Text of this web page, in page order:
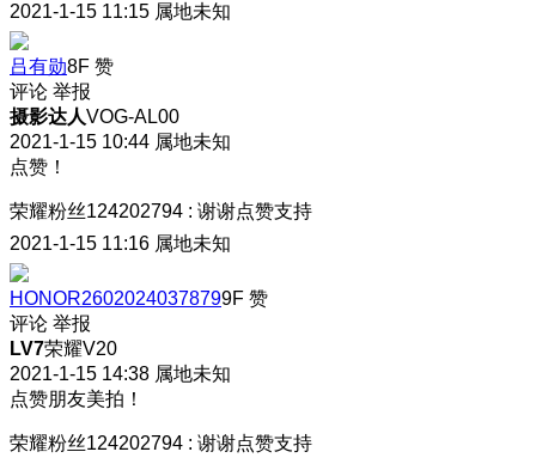
2021-1-15 11:15 属地未知
吕有勋8F 赞
评论 举报
摄影达人VOG-AL00
2021-1-15 10:44 属地未知
点赞！
荣耀粉丝124202794 : 谢谢点赞支持
2021-1-15 11:16 属地未知
HONOR26020240378799F 赞
评论 举报
LV7荣耀V20
2021-1-15 14:38 属地未知
点赞朋友美拍！
荣耀粉丝124202794 : 谢谢点赞支持